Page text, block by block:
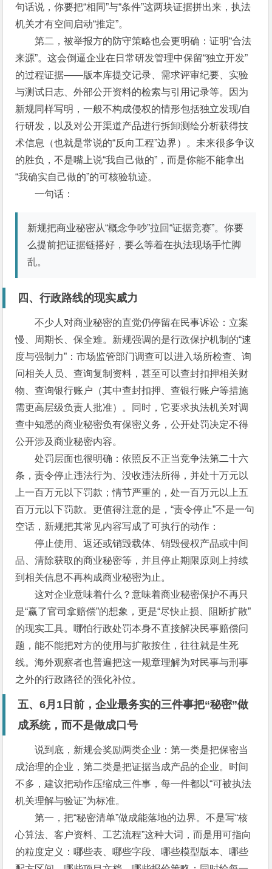
句话说，你要把“相同”与“条件”这两块证据拼出来，执法
机关才有空间启动“推定”。
第二，被举报方的防守策略也会更明确：证明“合法
来源”。这会倒逼企业在日常研发管理中保留“独立开发”
的过程证据——版本库提交记录、需求评审纪要、实验
与测试日志、外部公开资料的检索与引用记录等。因为
新规同样写明，一般不构成侵权的情形包括独立发现/自
行研发，以及对公开渠道产品进行拆卸测绘分析获得技
术信息（也就是常说的“反向工程”边界）。未来很多争议
的胜负，不是嘴上说“我自己做的”，而是你能不能拿出
“我确实自己做的”的可核验轨迹。
一句话：
新规把商业秘密从“概念争吵”拉回“证据竞赛”。你要
么提前把证据链搭好，要么等着在执法现场手忙脚
乱。
四、行政路线的现实威力
不少人对商业秘密的直觉仍停留在民事诉讼：立案
慢、周期长、保全难。新规强调的是行政保护机制的“速
度与强制力”：市场监管部门调查可以进入场所检查、询
问相关人员、查询复制资料，甚至可以查封扣押相关财
物、查询银行账户（其中查封扣押、查银行账户等措施
需更高层级负责人批准）。同时，它要求执法机关对调
查中知悉的商业秘密负有保密义务，公开处罚决定不得
公开涉及商业秘密内容。
处罚层面也很明确：依照反不正当竞争法第二十六
条，责令停止违法行为、没收违法所得，并处十万元以
上一百万元以下罚款；情节严重的，处一百万元以上五
百万元以下罚款。更值得注意的是，“责令停止”不是一句
空话，新规把其常见内容写成了可执行的动作：
停止使用、返还或销毁载体、销毁侵权产品或中间
品、清除获取的商业秘密等，并且停止期限原则上持续
到相关信息不再构成商业秘密为止。
这对企业意味着什么？意味着商业秘密保护不再只
是“赢了官司拿赔偿”的想象，更是“尽快止损、阻断扩散”
的现实工具。哪怕行政处罚本身不直接解决民事赔偿问
题，能不能把对方的使用与扩散按住，往往就是生死
线。海外观察者也普遍把这一规章理解为对民事与刑事
之外的行政路径的强化补位。
五、6月1日前，企业最务实的三件事把“秘密”做
成系统，而不是做成口号
说到底，新规会奖励两类企业：第一类是把保密当
成治理的企业，第二类是把证据当成产品的企业。时间
不多，建议把动作压缩成三件事，每一件都以“可被执法
机关理解与验证”为标准。
第一，把“秘密清单”做成能落地的边界。不是写“核
心算法、客户资料、工艺流程”这种大词，而是用可指向
的粒度定义：哪些表、哪些字段、哪些模型版本、哪些